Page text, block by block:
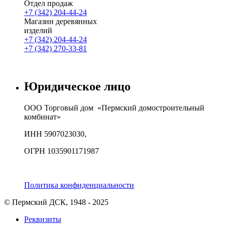
Отдел продаж
+7 (342) 204-44-24
Магазин деревянных
изделий
+7 (342) 204-44-24
+7 (342) 270-33-81
Юридическое лицо
ООО Торговый дом «Пермский домостроительный
комбинат»
ИНН 5907023030,
ОГРН 1035901171987
Политика конфиденциальности
© Пермский ДСК, 1948 - 2025
Реквизиты